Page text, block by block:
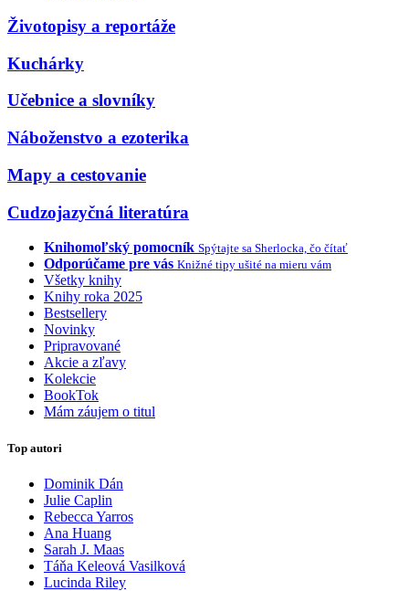
Životopisy a reportáže
Kuchárky
Učebnice a slovníky
Náboženstvo a ezoterika
Mapy a cestovanie
Cudzojazyčná literatúra
Knihomoľský pomocník Spýtajte sa Sherlocka, čo čítať
Odporúčame pre vás Knižné tipy ušité na mieru vám
Všetky knihy
Knihy roka 2025
Bestsellery
Novinky
Pripravované
Akcie a zľavy
Kolekcie
BookTok
Mám záujem o titul
Top autori
Dominik Dán
Julie Caplin
Rebecca Yarros
Ana Huang
Sarah J. Maas
Táňa Keleová Vasilková
Lucinda Riley